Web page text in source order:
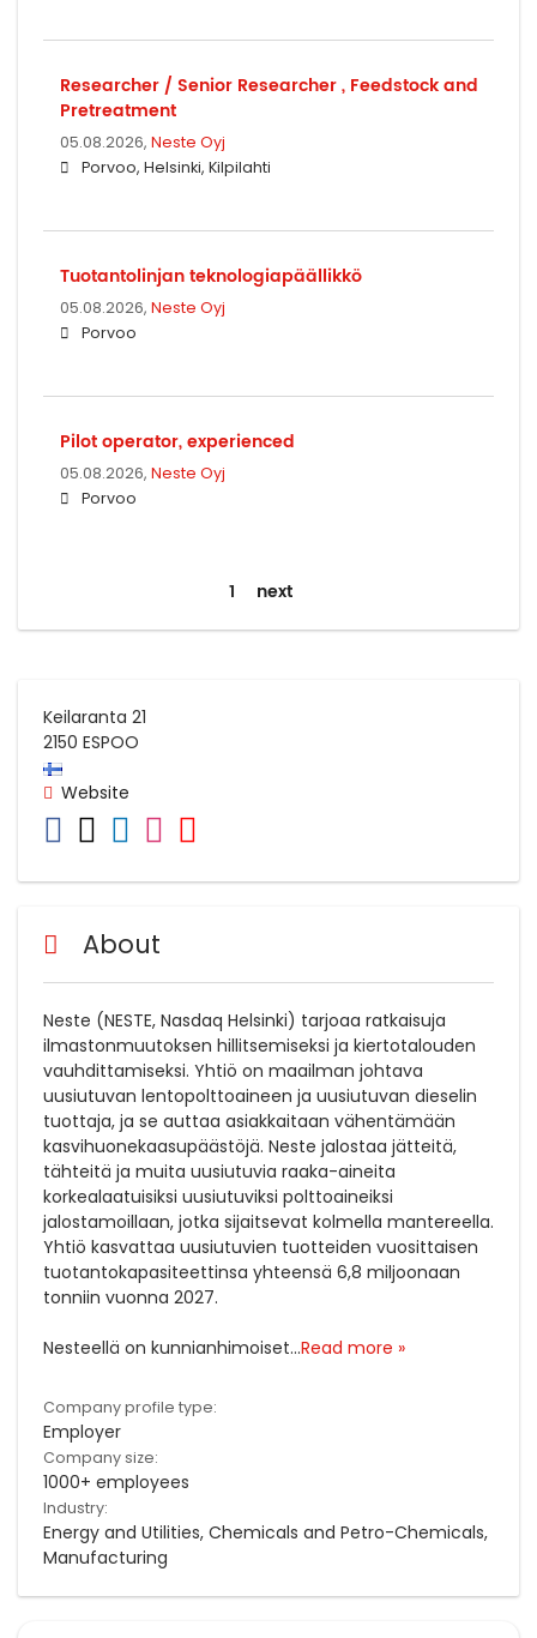
Keilaranta 21
2150 ESPOO
Website
About
Neste (NESTE, Nasdaq Helsinki) tarjoaa ratkaisuja
ilmastonmuutoksen hillitsemiseksi ja kiertotalouden
vauhdittamiseksi. Yhtiö on maailman johtava
uusiutuvan lentopolttoaineen ja uusiutuvan dieselin
tuottaja, ja se auttaa asiakkaitaan vähentämään
kasvihuonekaasupäästöjä. Neste jalostaa jätteitä,
tähteitä ja muita uusiutuvia raaka-aineita
korkealaatuisiksi uusiutuviksi polttoaineiksi
jalostamoillaan, jotka sijaitsevat kolmella mantereella.
Yhtiö kasvattaa uusiutuvien tuotteiden vuosittaisen
tuotantokapasiteettinsa yhteensä 6,8 miljoonaan
tonniin vuonna 2027.
Nesteellä on kunnianhimoiset...Read more »
Company profile type:
Employer
Company size:
1000+ employees
Industry:
Energy and Utilities, Chemicals and Petro-Chemicals,
Manufacturing
Researcher / Senior Researcher , Feedstock and
Pretreatment
05.08.2026, Neste Oyj
Porvoo, Helsinki, Kilpilahti
Tuotantolinjan teknologiapäällikkö
05.08.2026, Neste Oyj
Porvoo
Pilot operator, experienced
05.08.2026, Neste Oyj
Porvoo
1 next